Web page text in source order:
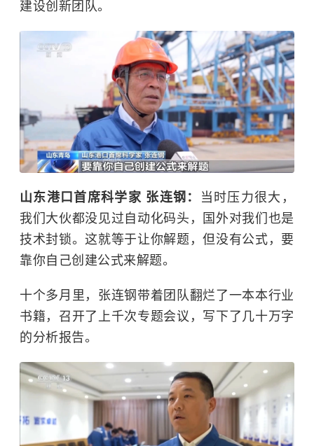
建设创新团队。
山东港口首席科学家 张连钢：
当时压力很大，
我们大伙都没见过自动化码头，国外对我们也是
技术封锁。这就等于让你解题，但没有公式，要
靠你自己创建公式来解题。
十个多月里，张连钢带着团队翻烂了一本本行业
书籍，召开了上千次专题会议，写下了几十万字
的分析报告。